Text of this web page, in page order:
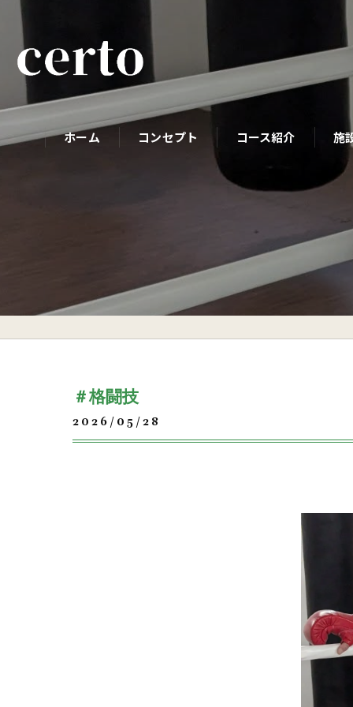
ホーム コンセプト コース紹介
パーソナルコース
初めての方へ
施
＃格闘技
2026/05/28